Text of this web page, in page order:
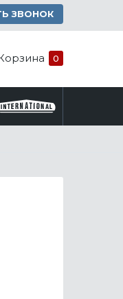
ЗВОНОК
0